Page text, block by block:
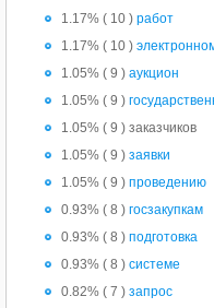
1.17% ( 10 )работ
1.17% ( 10 )
1.05% ( 9 )аукцион
1.05% ( 9 )
1.05% ( 9 ) заказчиков
1.05% ( 9 )заявки
1.05% ( 9 )проведению
0.93% ( 8 )госзакупкам
0.93% ( 8 )подготовка
0.93% ( 8 )системе
0.82% ( 7 )запрос